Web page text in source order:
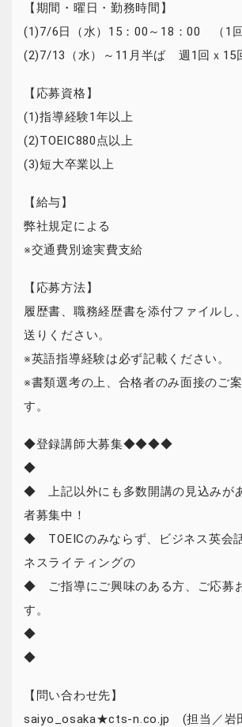
【期間・曜日・勤務時間】
(1)7/6日（水）15：00～18：00 （1回
(2)7/13（水）～11月半ば 週1回ｘ15
【応募資格】
(1)指導経験1年以上
(2)TOEIC880点以上
(3)短大卒業以上
【給与】
弊社規定による
※交通費別途実費支給
【応募方法】
履歴書、職務経歴書を添付ファイルし
送りください。
※英語指導経験は必ず記載ください。
※書類選考の上、合格者のみ面接のご
す。
◆登録講師大募集◆◆◆◆
◆
◆ 上記以外にも多数開講の見込みが
者募集中！
◆ TOEICのみならず、ビジネス英会
ネスライティングの
◆ ご指導にご興味のある方、ご応募
す。
◆
◆
【問い合わせ先】
saiyo_osaka★cts-n.co.jp (担当／岩